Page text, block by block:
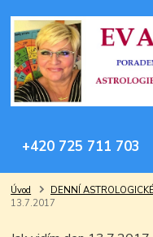
+420 725 711 703
Úvod DENNÍ
13.7.2017